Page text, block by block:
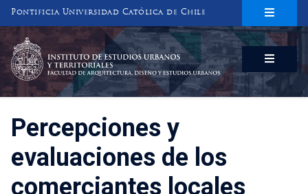
Pontificia Universidad Católica de Chile
INSTITUTO DE ESTUDIOS URBANOS
Y TERRITORIALES
FACULTAD DE ARQUITECTURA, DISEÑO Y ESTUDIOS URBANOS
Percepciones y
evaluaciones de los
comerciantes locales